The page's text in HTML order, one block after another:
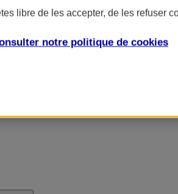
libre de les accepter, de les refuser
notre politique de cookies